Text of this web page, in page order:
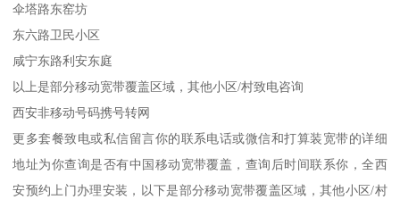
伞塔路东窑坊
东六路卫民小区
咸宁东路利安东庭
以上是部分移动宽带覆盖区域，其他小区/村致电咨询
西安非移动号码携号转网
更多套餐致电或私信留言你的联系电话或微信和打算装宽带的详细
地址为你查询是否有中国移动宽带覆盖，查询后时间联系你，全西
安预约上门办理安装，以下是部分移动宽带覆盖区域，其他小区/村